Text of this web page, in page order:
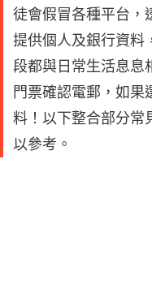
徒會假冒各種平台，
提供個人及銀行資料
段都與日常生活息息
門票確認電郵，如果
料！以下整合部分常
以參考。